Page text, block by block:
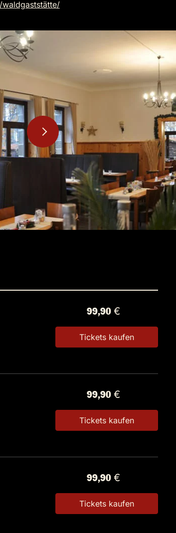
99,90 €
Tickets kaufen
99,90 €
Tickets kaufen
99,90 €
Tickets kaufen